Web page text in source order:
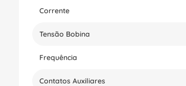
Corrente
Tensão Bobina
Frequência
Contatos Auxiliares